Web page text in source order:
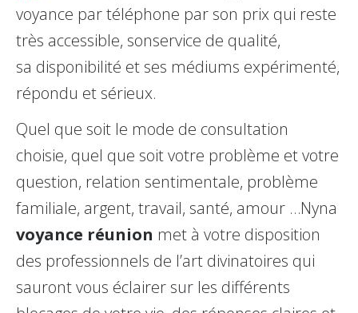
voyance par téléphone par son prix qui reste
très accessible, sonservice de qualité,
sa disponibilité et ses médiums expérimenté,
répondu et sérieux.
Quel que soit le mode de consultation
choisie, quel que soit votre problème et votre
question, relation sentimentale, problème
familiale, argent, travail, santé, amour …Nyna
voyance réunion met à votre disposition
des professionnels de l’art divinatoires qui
sauront vous éclairer sur les différents